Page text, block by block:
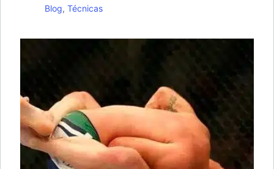
Blog, Técnicas